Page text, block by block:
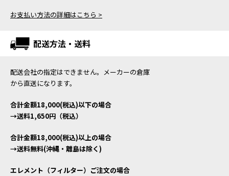
お支払い方法の詳細はこちら >
配送方法・送料
配送会社の指定はできません。メーカーの倉庫
から直送になります。
合計金額18,000(税込)以下の場合
→送料1,650円（税込）
合計金額18,000(税込)以上の場合
→送料無料(沖縄・離島は除く)
エレメント（フィルター）ご注文の場合